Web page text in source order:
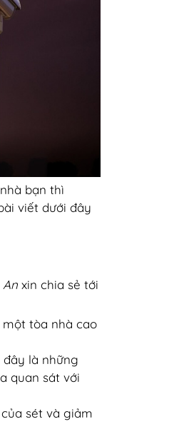
bạn thì
viết dưới đây
xin chia sẻ tới
tòa nhà cao
là những
quan sát với
sét và giảm